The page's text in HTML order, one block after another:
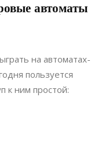
автоматы
на автоматах-
пользуется
к ним простой: